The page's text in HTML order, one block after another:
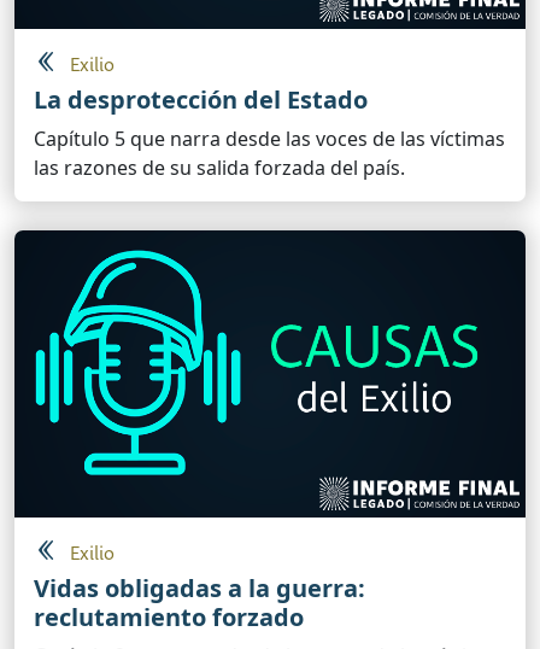
Exilio
La desprotección del Estado
Capítulo 5 que narra desde las voces de las víctimas
las razones de su salida forzada del país.
Exilio
Vidas obligadas a la guerra:
reclutamiento forzado